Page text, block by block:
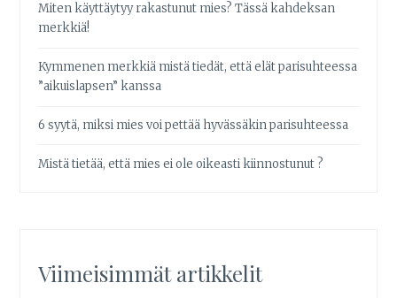
Miten käyttäytyy rakastunut mies? Tässä kahdeksan
merkkiä!
Kymmenen merkkiä mistä tiedät, että elät parisuhteessa
”aikuislapsen” kanssa
6 syytä, miksi mies voi pettää hyvässäkin parisuhteessa
Mistä tietää, että mies ei ole oikeasti kiinnostunut ?
Viimeisimmät artikkelit